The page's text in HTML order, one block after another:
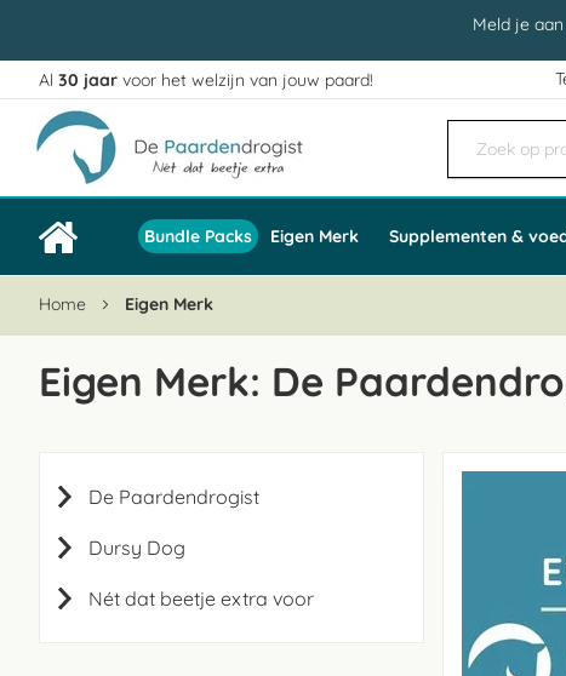
Meld je
Ga
naar
de
inhoud
Al 30 jaar voor het welzijn van jouw paard!
Bundle Packs Eigen Merk Supplementen &
Home Eigen Merk
Eigen Merk: De
De Paardendrogist
Dursy Dog
Nét dat beetje extra voor